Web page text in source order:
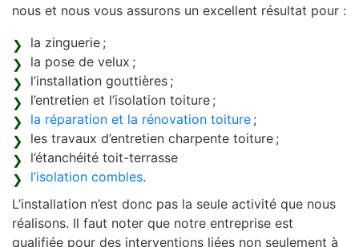
nous et nous vous assurons un excellent résultat pour :
la zinguerie ;
la pose de velux ;
l’installation gouttières ;
l’entretien et l’isolation toiture ;
la réparation et la rénovation toiture ;
les travaux d’entretien charpente toiture ;
l’étanchéité toit-terrasse
l’isolation combles.
L’installation n’est donc pas la seule activité que nous
réalisons. Il faut noter que notre entreprise est
qualifiée pour des interventions liées non seulement à